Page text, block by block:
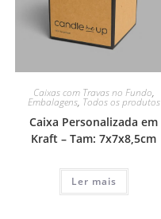
Caixas com Travas no Fundo,
Embalagens, Todos os produtos
Caixa Personalizada em
Kraft – Tam: 7x7x8,5cm
Ler mais